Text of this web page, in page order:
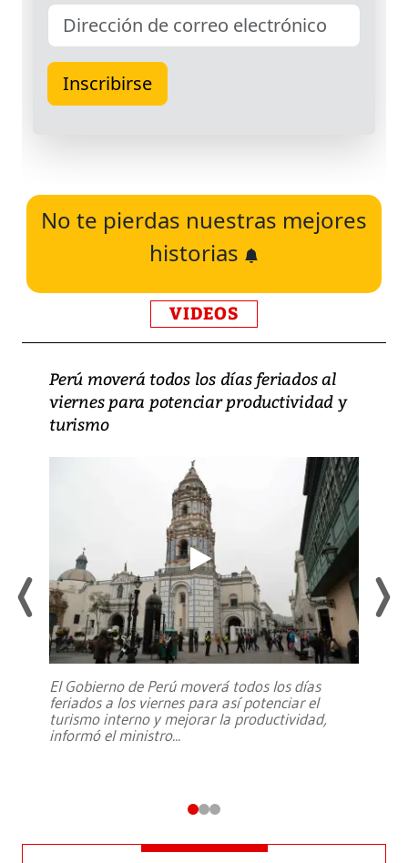
No te pierdas nuestras mejores
historias
VIDEOS
Perú moverá todos los días feriados al
viernes para potenciar productividad y
turismo
El Gobierno de Perú moverá todos los días
feriados a los viernes para así potenciar el
turismo interno y mejorar la productividad,
informó el ministro...